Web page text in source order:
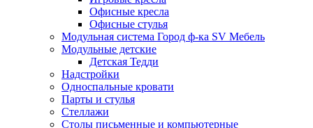
Офисные кресла
Офисные стулья
Модульная система Город ф-ка SV Мебель
Модульные детские
Детская Тедди
Надстройки
Односпальные кровати
Парты и стулья
Стеллажи
Столы письменные и компьютерные